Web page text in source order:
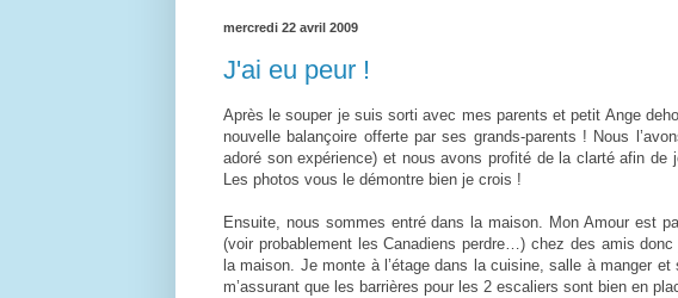
mercredi 22 avril 2009
J'ai eu peur !
Après le souper je suis sorti avec mes parents et petit Ange
nouvelle balançoire offerte par ses grands-parents ! Nous
adoré son expérience) et nous avons profité de la clarté afin de
Les photos vous le démontre bien je crois !
Ensuite, nous sommes entré dans la maison. Mon Amour est
(voir probablement les Canadiens perdre…) chez des amis
la maison. Je monte à l’étage dans la cuisine, salle à manger
m’assurant que les barrières pour les 2 escaliers sont bien en